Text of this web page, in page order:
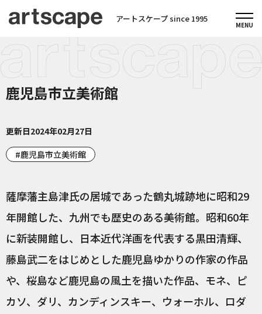
アートスケープ since 1995
鹿児島市立美術館
更新日2024年02月27日
鹿児島市立美術館
薩摩藩主島津氏の居城であった鶴丸城跡地に昭和29
年開館した、九州でも歴史のある美術館。昭和60年
に新装開館し、日本近代洋画を代表する黒田清輝、
藤島武二をはじめとした鹿児島ゆかりの作家の作品
や、桜島など鹿児島の風土を描いた作品、モネ、ピ
カソ、ダリ、カンディンスキー、ウォーホル、ロダ